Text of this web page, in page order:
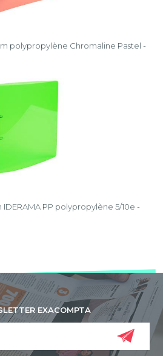
polypropylène Chromaline Pastel -
IDERAMA PP polypropylène 5/10e -
EXACOMPTA